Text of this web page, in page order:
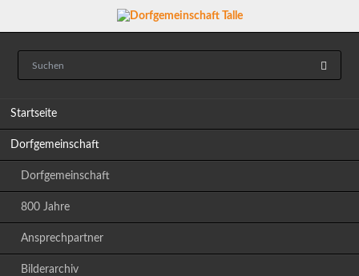
Startseite
Dorfgemeinschaft
Dorfgemeinschaft
800 Jahre
Ansprechpartner
Bilderarchiv